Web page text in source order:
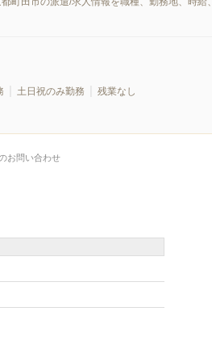
土日祝のみ勤務
残業なし
お問い合わせ